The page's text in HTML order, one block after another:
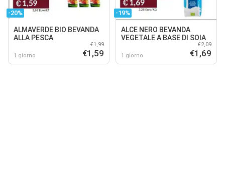
-20%
ALMAVERDE BIO BEVANDA
ALLA PESCA
1 giorno
€1,99
€1,59
-19%
ALCE NERO BEVANDA
VEGETALE A BASE DI SOIA
1 giorno
€2,09
€1,69